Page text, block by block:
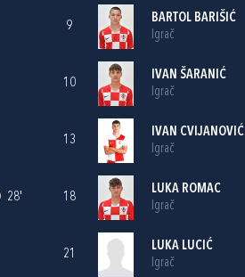
28'
9
BARTOL BARIŠIĆ
Igrač
10
IVAN ŠARANIĆ
Igrač
13
IVAN CVIJANOVIĆ
Igrač
18
LUKA ROMAC
Igrač
21
LUKA LUCIĆ
Igrač